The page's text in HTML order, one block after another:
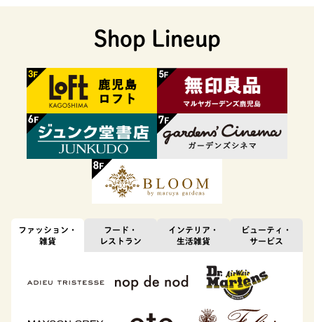
Shop Lineup
ファッション・
雑貨
フード・
レストラン
インテリア・
生活雑貨
ビューティ・
サービス